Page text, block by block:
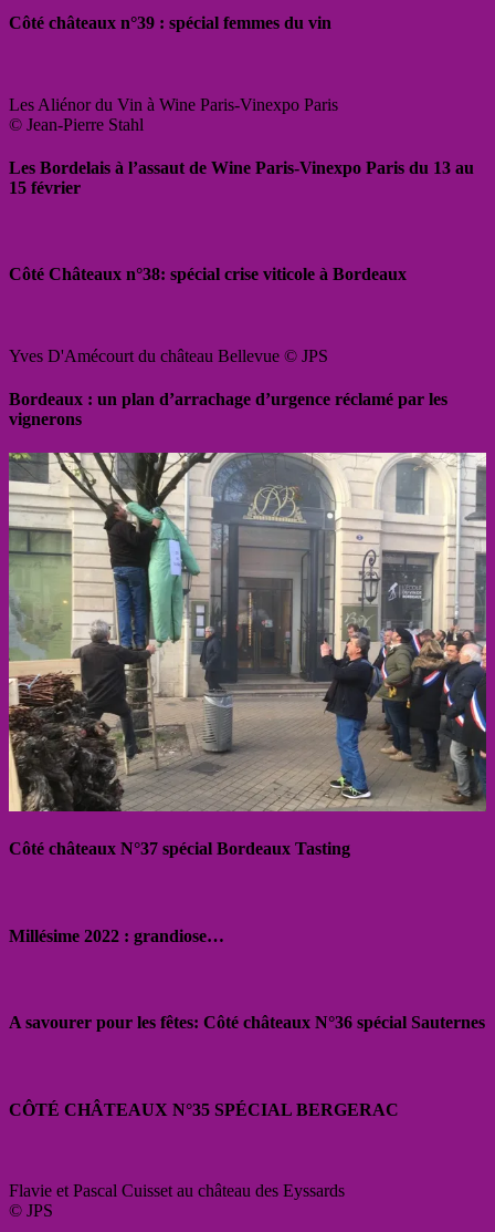
Côté châteaux n°39 : spécial femmes du vin
Les Aliénor du Vin à Wine Paris-Vinexpo Paris
© Jean-Pierre Stahl
Les Bordelais à l’assaut de Wine Paris-Vinexpo Paris du 13 au
15 février
Côté Châteaux n°38: spécial crise viticole à Bordeaux
Yves D'Amécourt du château Bellevue © JPS
Bordeaux : un plan d’arrachage d’urgence réclamé par les
vignerons
Côté châteaux N°37 spécial Bordeaux Tasting
Millésime 2022 : grandiose…
A savourer pour les fêtes: Côté châteaux N°36 spécial Sauternes
CÔTÉ CHÂTEAUX N°35 SPÉCIAL BERGERAC
Flavie et Pascal Cuisset au château des Eyssards
© JPS